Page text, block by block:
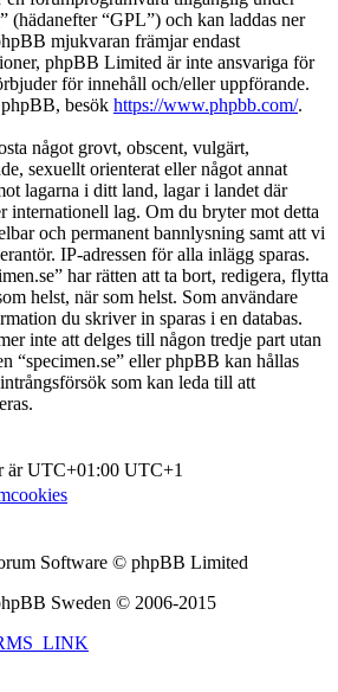
” (hädanefter “GPL”) och kan laddas ner
mjukvaran främjar endast
phpBB Limited är inte ansvariga för
för innehåll och/eller uppförande.
besök https://www.phpbb.com/.
något grovt, obscent, vulgärt,
sexuellt orienterat eller något annat
lagarna i ditt land, lagar i landet där
internationell lag. Om du bryter mot detta
och permanent bannlysning samt att vi
IP-adressen för alla inlägg sparas.
har rätten att ta bort, redigera, flytta
helst, när som helst. Som användare
du skriver in sparas i en databas.
inte att delges till någon tredje part utan
“specimen.se” eller phpBB kan hållas
som kan leda till att
är UTC+01:00 UTC+1
Software © phpBB Limited
Sweden © 2006-2015